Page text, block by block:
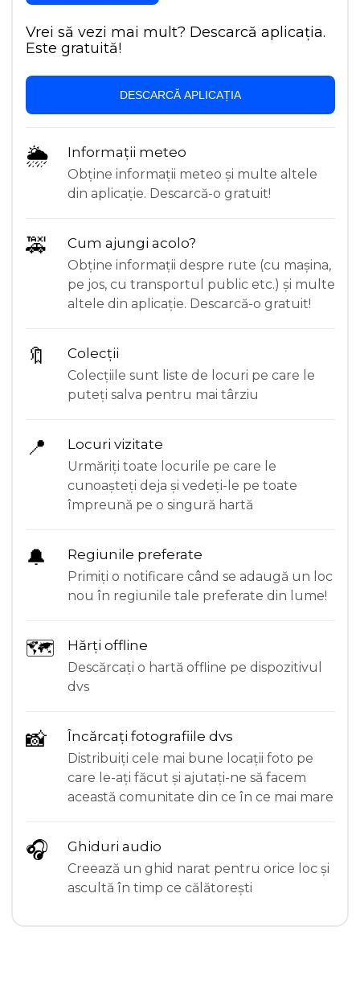
Vrei să vezi mai mult? Descarcă aplicația.
Este gratuită!
DESCARCĂ APLICAȚIA
🌦 Informații meteo
Obține informații meteo și multe altele
din aplicație. Descarcă-o gratuit!
🚕 Cum ajungi acolo?
Obține informații despre rute (cu mașina,
pe jos, cu transportul public etc.) și multe
altele din aplicație. Descarcă-o gratuit!
🔖 Colecții
Colecțiile sunt liste de locuri pe care le
puteți salva pentru mai târziu
📍 Locuri vizitate
Urmăriți toate locurile pe care le
cunoașteți deja și vedeți-le pe toate
împreună pe o singură hartă
🔔 Regiunile preferate
Primiți o notificare când se adaugă un loc
nou în regiunile tale preferate din lume!
🗺 Hărți offline
Descărcați o hartă offline pe dispozitivul
dvs
📸 Încărcați fotografiile dvs
Distribuiți cele mai bune locații foto pe
care le-ați făcut și ajutați-ne să facem
această comunitate din ce în ce mai mare
🎧 Ghiduri audio
Creează un ghid narat pentru orice loc și
ascultă în timp ce călătorești